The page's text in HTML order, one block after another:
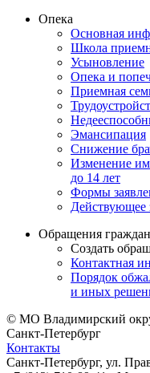
Опека
Основная
Школа
Усыновление
Опека и
Приемная
Эмансипация
Снижение
Изменение
до 14 лет
Формы
Действующее
Обращения граждан
Создать
Контактная
Порядок
и иных
© МО Владимирский
Санкт-Петербург
Контакты
Санкт-Петербург, ул.